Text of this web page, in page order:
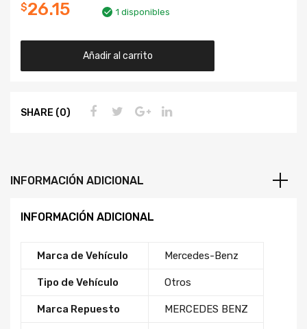
$26.15 1 disponibles
Añadir al carrito
SHARE (0)
INFORMACIÓN ADICIONAL
INFORMACIÓN ADICIONAL
Marca de Vehículo Mercedes-Benz
Tipo de Vehículo Otros
Marca Repuesto MERCEDES BENZ